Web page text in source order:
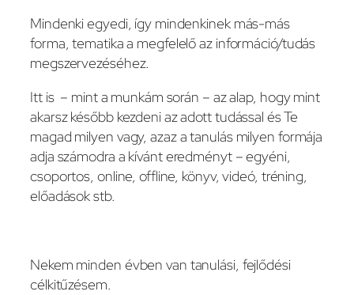
Mindenki egyedi, így mindenkinek más-más
forma, tematika a megfelelő az információ/tudás
megszervezéséhez.
Itt is – mint a munkám során – az alap, hogy mint
akarsz később kezdeni az adott tudással és Te
magad milyen vagy, azaz a tanulás milyen formája
adja számodra a kívánt eredményt – egyéni,
csoportos, online, offline, könyv, videó, tréning,
előadások stb.
Nekem minden évben van tanulási, fejlődési
célkitűzésem.